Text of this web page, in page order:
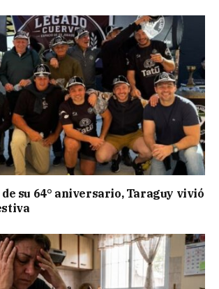
su 64° aniversario, Taraguy vivió